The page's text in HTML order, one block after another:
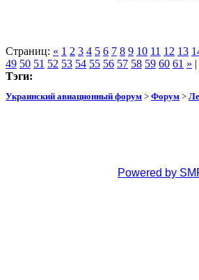
Страниц: « 1 2 3 4 5 6 7 8 9 10 11 12 13
49 50 51 52 53 54 55 56 57 58 59 60 61 » |
Тэги:
Украинский авиационный форум > Форум >
Powered by